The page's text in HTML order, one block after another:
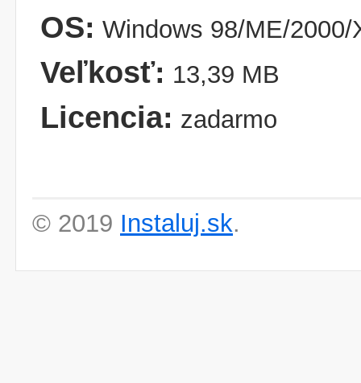
OS: Windows 98/ME/2000/
Veľkosť: 13,39 MB
Licencia: zadarmo
© 2019 Instaluj.sk.